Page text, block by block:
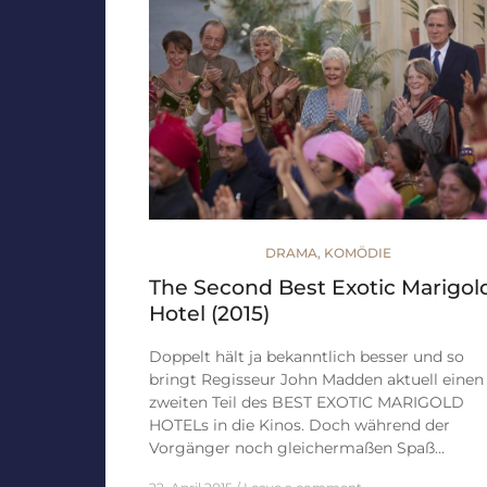
DRAMA, KOMÖDIE
The Second Best Exotic
Hotel (2015)
Doppelt hält ja bekanntlich besser und so
bringt Regisseur John Madden aktuell einen
zweiten Teil des BEST EXOTIC MARIGOLD
HOTELs in die Kinos. Doch während der
Vorgänger noch gleichermaßen Spaß…